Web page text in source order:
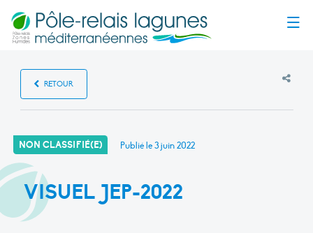
RETOUR
NON CLASSIFIÉ(E) Publié le3 juin 2022
VISUEL JEP-2022